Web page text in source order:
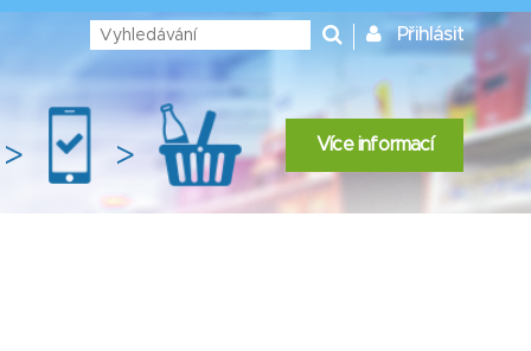
Přihlásit
> > Více informací